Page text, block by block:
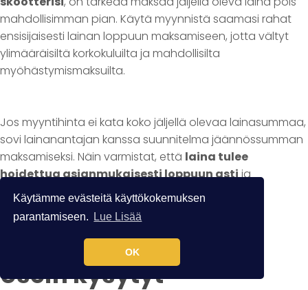
Käytämme evästeitä käyttökokemuksen
parantamiseen.
Lue Lisää
OK
mahdollisimman pian. Käytä myynnistä saamasi rahat
ensisijaisesti lainan loppuun maksamiseen, jotta vältyt
ylimääräisiltä korkokuluilta ja mahdollisilta
myöhästymismaksuilta.
Jos myyntihinta ei kata koko jäljellä olevaa lainasummaa,
sovi lainanantajan kanssa suunnitelma jäännössumman
maksamiseksi. Näin varmistat, että laina tulee
hoidettua asianmukaisesti loppuun astija
luottotietosi pysyvät kunnossa.
Usein kysytyt